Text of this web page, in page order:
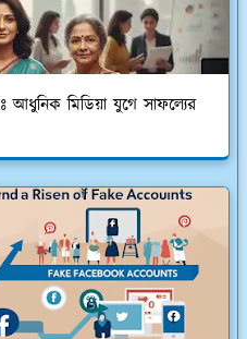
আধুনিক মিডিয়া যুগে সাফল্যের